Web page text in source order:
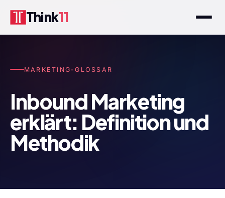
Think11
MARKETING-GLOSSAR
Inbound Marketing
erklärt: Definition und
Methodik